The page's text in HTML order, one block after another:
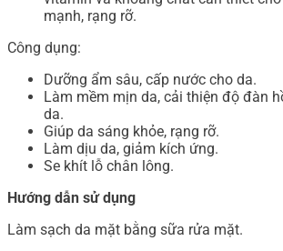
mạnh, rạng rỡ.
Công dụng:
Dưỡng ẩm sâu, cấp nước cho da.
Làm mềm mịn da, cải thiện độ đàn
da.
Giúp da sáng khỏe, rạng rỡ.
Làm dịu da, giảm kích ứng.
Se khít lỗ chân lông.
Hướng dẫn sử dụng
Làm sạch da mặt bằng sữa rửa mặt.